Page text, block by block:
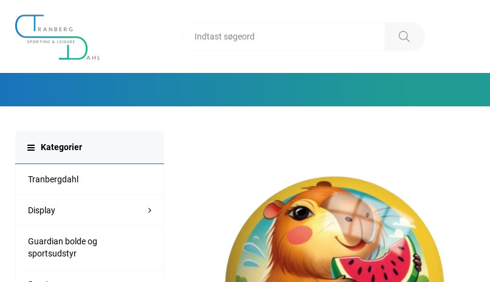
Kategorier
Tranbergdahl
Display
Guardian bolde og
sportsudstyr